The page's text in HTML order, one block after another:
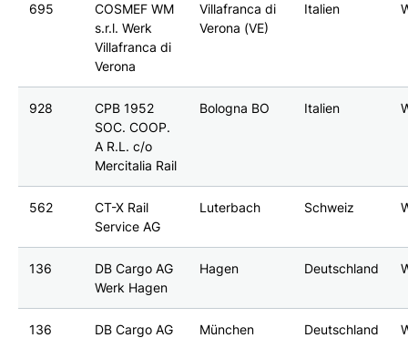
695
COSMEF WM
s.r.l. Werk
Villafranca di
Verona
Villafranca di
Verona (VE)
Italien
928
CPB 1952
SOC. COOP.
A R.L. c/o
Mercitalia Rail
Bologna BO Italien
562
CT-X Rail
Service AG
Luterbach Schweiz
136
DB Cargo AG
Werk Hagen
Hagen Deutschland
136
DB Cargo AG
München Deutschland